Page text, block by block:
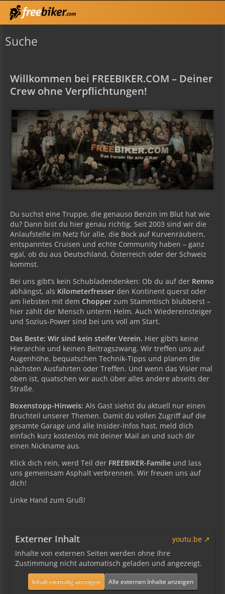
Suche
Willkommen bei FREEBIKER.COM – Deiner
Crew ohne Verpflichtungen!
Du suchst eine Truppe, die genauso Benzin im Blut hat wie
du? Dann bist du hier genau richtig. Seit 2003 sind wir die
Anlaufstelle im Netz für alle, die Bock auf Kurvenräubern,
entspanntes Cruisen und echte Community haben – ganz
egal, ob du aus Deutschland, Österreich oder der Schweiz
kommst.
Bei uns gibt’s kein Schubladendenken: Ob du auf der Renno
abhängst, als Kilometerfresser den Kontinent querst oder
am liebsten mit dem Chopper zum Stammtisch blubberst –
hier zählt der Mensch unterm Helm. Auch Wiedereinsteiger
und Sozius-Power sind bei uns voll am Start.
Das Beste: Wir sind kein steifer Verein. Hier gibt’s keine
Hierarchie und keinen Beitragszwang. Wir treffen uns auf
Augenhöhe, bequatschen Technik-Tipps und planen die
nächsten Ausfahrten oder Treffen. Und wenn das Visier mal
oben ist, quatschen wir auch über alles andere abseits der
Straße.
Boxenstopp-Hinweis: Als Gast siehst du aktuell nur einen
Bruchteil unserer Themen. Damit du vollen Zugriff auf die
gesamte Garage und alle Insider-Infos hast, meld dich
einfach kurz kostenlos mit deiner Mail an und such dir
einen Nickname aus.
Klick dich rein, werd Teil der FREEBIKER-Familie und lass
uns gemeinsam Asphalt verbrennen. Wir freuen uns auf
dich!
Linke Hand zum Gruß!
Externer Inhalt
youtu.be
Inhalte von externen Seiten werden ohne Ihre
Zustimmung nicht automatisch geladen und angezeigt.
Inhalt einmalig anzeigen Alle externen Inhalte anzeigen